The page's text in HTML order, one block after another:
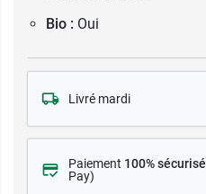
Bio : Oui
Livré mardi
Paiement 100% sécurisé
Pay)